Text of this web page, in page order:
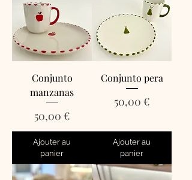
Conjunto
manzanas
Prix
50,00 €
Ajouter au
panier
Conjunto pera
Prix
50,00 €
Ajouter au
panier